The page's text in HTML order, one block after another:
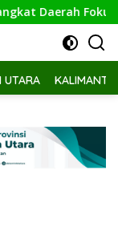
Fokus pada
UTARA